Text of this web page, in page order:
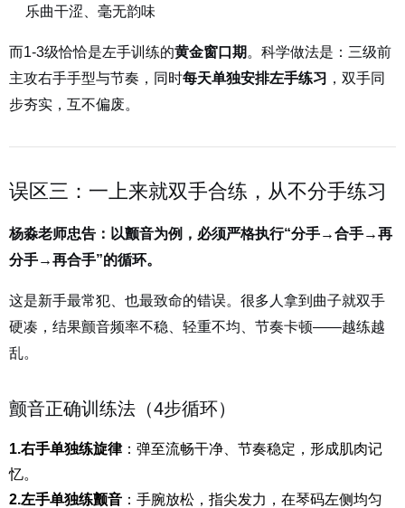
乐曲干涩、毫无韵味
而1-3级恰恰是左手训练的黄金窗口期 。科学做法是：三级前
主攻右手手型与节奏，同时每天单独安排左手练习 ，双手同
步夯实，互不偏废。
误区三：一上来就双手合练，从不分手练习
杨淼老师忠告：以颤音为例，必须严格执行“分手→合手→再
分手→再合手”的循环。
这是新手最常犯、也最致命的错误。很多人拿到曲子就双手
硬凑，结果颤音频率不稳、轻重不均、节奏卡顿——越练越
乱。
颤音正确训练法（4步循环）
1.右手单独练旋律：弹至流畅干净、节奏稳定，形成肌肉记
忆。
2.左手单独练颤音 ：手腕放松，指尖发力，在琴码左侧均匀